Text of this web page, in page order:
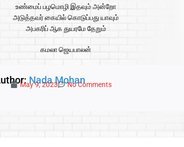
உண்மைப் பழமொழி இதவும் அன்றோ
அடுத்தவர் கையில் கொடுப்பது யாவும்
அபகரிப் ஆக துயரமே தேறும்
கமலா ஜெயபாலன்
Nada Mohan
May 9, 2023 No Comments